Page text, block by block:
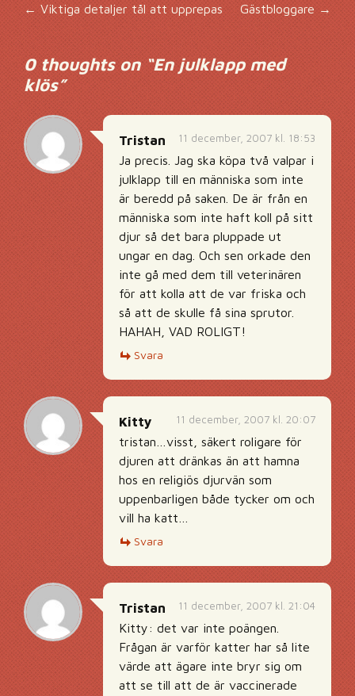
Inläggsnavigering
←Viktiga detaljer tål att upprepas Gästbloggare →
0 thoughts on “En julklapp med
klös”
11 december, 2007 kl. 18:53
Tristan
Ja precis. Jag ska köpa två valpar i
julklapp till en människa som inte
är beredd på saken. De är från en
människa som inte haft koll på sitt
djur så det bara pluppade ut
ungar en dag. Och sen orkade den
inte gå med dem till veterinären
för att kolla att de var friska och
så att de skulle få sina sprutor.
HAHAH, VAD ROLIGT!
Svara
11 december, 2007 kl. 20:07
Kitty
tristan…visst, säkert roligare för
djuren att dränkas än att hamna
hos en religiös djurvän som
uppenbarligen både tycker om och
vill ha katt…
Svara
11 december, 2007 kl. 21:04
Tristan
Kitty: det var inte poängen.
Frågan är varför katter har så lite
värde att ägare inte bryr sig om
att se till att de är vaccinerade